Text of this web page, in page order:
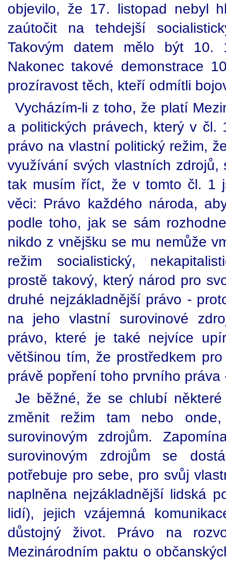
objevilo, že 17. listopad nebyl
zaútočit na tehdejší
Takovým datem mělo být
Nakonec takové demonstrace
prozíravost těch, kteří odmítli
Vycházím-li z toho, že platí
a politických právech, který v
právo na vlastní politický režim,
využívání svých vlastních zdrojů,
tak musím říct, že v tomto čl. 1
věci: Právo každého národa,
podle toho, jak se sám
nikdo z vnějšku se mu nemůže
režim socialistický,
prostě takový, který národ pro
druhé nejzákladnější právo -
na jeho vlastní surovinové
právo, které je také nejvíce
většinou tím, že prostředkem
právě popření toho prvního
Je běžné, že se chlubí
změnit režim tam nebo
surovinovým zdrojům.
surovinovým zdrojům se
potřebuje pro sebe, pro svůj
naplněna nejzákladnější lidská
lidí), jejich vzájemná
důstojný život. Právo na
Mezinárodním paktu o